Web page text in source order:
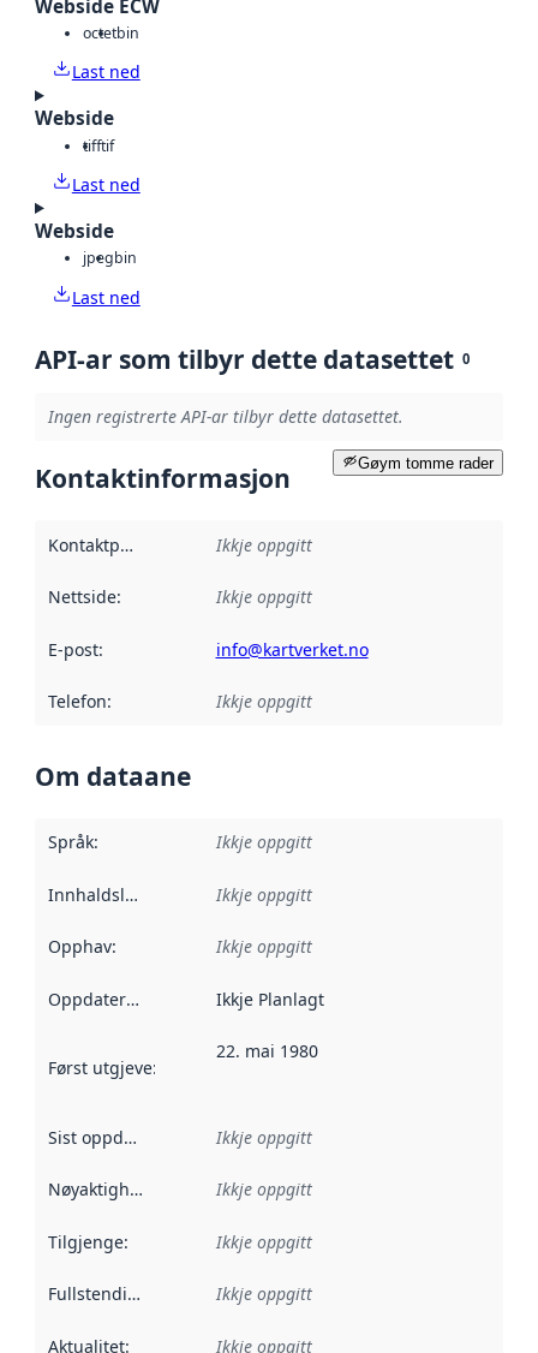
Webside ECW
octetbin
Last ned
Webside
tifftif
Last ned
Webside
jpegbin
Last ned
API-ar som tilbyr dette datasettet 0
Ingen registrerte API-ar tilbyr dette datasettet.
Gøym tomme rader
Kontaktinformasjon
Kontaktpunkt Ikkje oppgitt
Nettside: Ikkje oppgitt
E-post: info@kartverket.no
Telefon: Ikkje oppgitt
Om dataane
Språk: Ikkje oppgitt
Innhaldsleverandørar :
Ikkje oppgitt
Opphav: Ikkje oppgitt
Oppdateringsfrekvens :
Ikkje Planlagt
Først utgjeve:
22. mai 1980
Sist oppdatert Ikkje oppgitt
Nøyaktigheit Ikkje oppgitt
Tilgjenge: Ikkje oppgitt
Fullstendigheit Ikkje oppgitt
Aktualitet: Ikkje oppgitt